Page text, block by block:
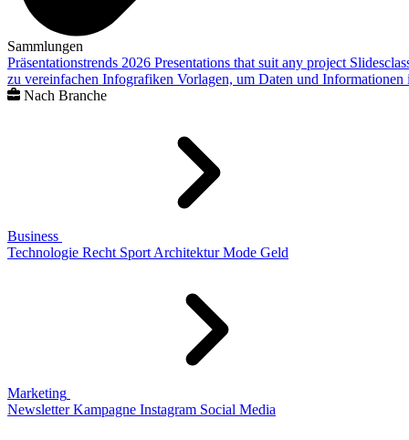
Sammlungen
Präsentationstrends 2026 Presentations that suit any project
zu vereinfachen Infografiken Vorlagen, um Daten und
Nach Branche
Business
Technologie Recht Sport Architektur Mode Geld
Marketing
Newsletter Kampagne Instagram Social Media